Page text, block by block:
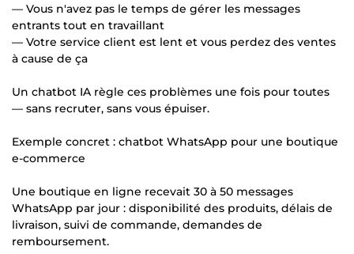
— Vous n'avez pas le temps de gérer les messages
entrants tout en travaillant
— Votre service client est lent et vous perdez des ventes
à cause de ça
Un chatbot IA règle ces problèmes une fois pour toutes
— sans recruter, sans vous épuiser.
Exemple concret : chatbot WhatsApp pour une boutique
e-commerce
Une boutique en ligne recevait 30 à 50 messages
WhatsApp par jour : disponibilité des produits, délais de
livraison, suivi de commande, demandes de
remboursement.